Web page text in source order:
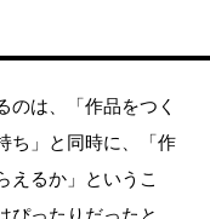
のは、「作品をつく
ち」と同時に、「作
えるか」というこ